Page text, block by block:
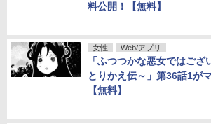
料公開！【無料】
女性 Web/アプリ
「ふつつかな悪女ではご
とりかえ伝～」第36話1が
【無料】